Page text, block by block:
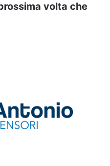
volta che